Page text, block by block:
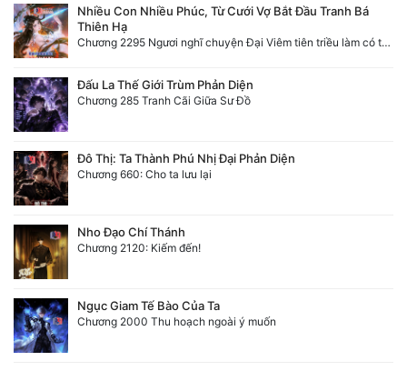
Nhiều Con Nhiều Phúc, Từ Cưới Vợ Bắt Đầu Tranh Bá
Thiên Hạ
Chương 2295 Ngươi nghĩ chuyện Đại Viêm tiên triều làm có thể giấu được thiên hạ sao?
Đấu La Thế Giới Trùm Phản Diện
Chương 285 Tranh Cãi Giữa Sư Đồ
Đô Thị: Ta Thành Phú Nhị Đại Phản Diện
Chương 660: Cho ta lưu lại
Nho Đạo Chí Thánh
Chương 2120: Kiếm đến!
Ngục Giam Tế Bào Của Ta
Chương 2000 Thu hoạch ngoài ý muốn